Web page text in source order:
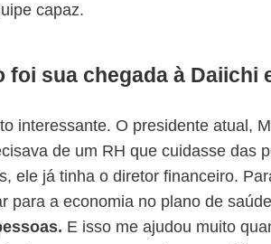
capaz.
foi sua chegada à Daiichi
interessante. O presidente atual,
de um RH que cuidasse das
ele já tinha o diretor financeiro.
para a economia no plano de saúde
E isso me ajudou muito